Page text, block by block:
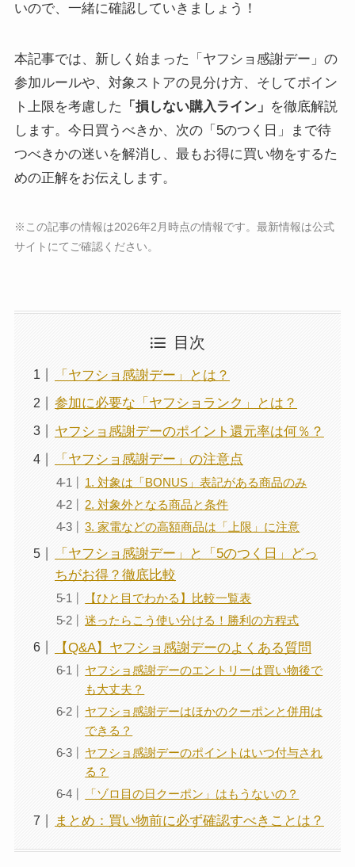
いので、一緒に確認していきましょう！
本記事では、新しく始まった「ヤフショ感謝デー」の
参加ルールや、対象ストアの見分け方、そしてポイン
ト上限を考慮した
「損しない購入ライン」 を徹底解説
します。今日買うべきか、次の「5のつく日」まで待
つべきかの迷いを解消し、最もお得に買い物をするた
めの正解をお伝えします。
※この記事の情報は2026年2月時点の情報です。最新情報は公式
サイトにてご確認ください。
目次
「ヤフショ感謝デー」とは？
参加に必要な「ヤフショランク」とは？
ヤフショ感謝デーのポイント還元率は何％？
「ヤフショ感謝デー」の注意点
1. 対象は「BONUS」表記がある商品のみ
2. 対象外となる商品と条件
3. 家電などの高額商品は「上限」に注意
「ヤフショ感謝デー」と「5のつく日」どっ
ちがお得？徹底比較
【ひと目でわかる】比較一覧表
迷ったらこう使い分ける！勝利の方程式
【Q&A】ヤフショ感謝デーのよくある質問
ヤフショ感謝デーのエントリーは買い物後で
も大丈夫？
ヤフショ感謝デーはほかのクーポンと併用は
できる？
ヤフショ感謝デーのポイントはいつ付与され
る？
「ゾロ目の日クーポン」はもうないの？
まとめ：買い物前に必ず確認すべきことは？